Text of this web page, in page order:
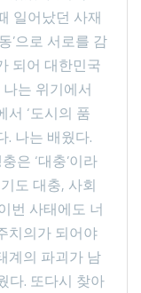
일어났던 사재
’으로 서로를 감
되어 대한민국
나는 위기에서
서 ‘도시의 품
. 나는 배웠다.
은 ‘대충’이라
도 대충, 사회
번 사태에도 너
치의가 되어야
계의 파괴가 남
다. 또다시 찾아